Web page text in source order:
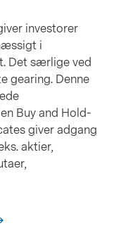
investorer
i
Det særlige ved
gearing. Denne
Buy and Hold-
giver adgang
aktier,